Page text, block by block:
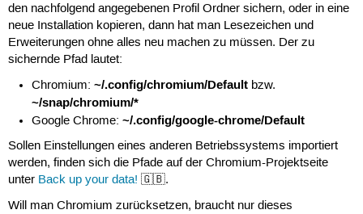
den nachfolgend angegebenen Profil Ordner sichern, oder in eine
neue Installation kopieren, dann hat man Lesezeichen und
Erweiterungen ohne alles neu machen zu müssen. Der zu
sichernde Pfad lautet:
Chromium:~/.config/chromium/Default bzw.
~/snap/chromium/*
Google Chrome:~/.config/google-chrome/Default
Sollen Einstellungen eines anderen Betriebssystems importiert
werden, finden sich die Pfade auf der Chromium-Projektseite
unter Back up your data! 🇬🇧.
Will man Chromium zurücksetzen, braucht nur dieses